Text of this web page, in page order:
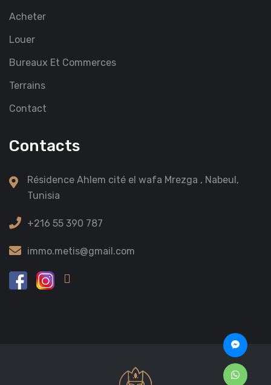
Acheter
Louer
Bureaux Et Commerces
Terrains
Contact
Contacts
Résidence Ahlem cité el wafa Mrezga , Nabeul,
Tunisia
+216 55 390 787
immo.metis@gmail.com